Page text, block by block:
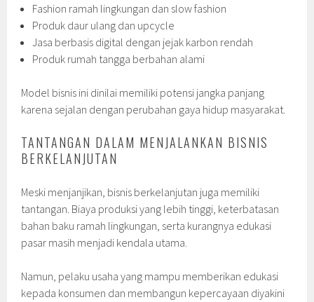
Fashion ramah lingkungan dan slow fashion
Produk daur ulang dan upcycle
Jasa berbasis digital dengan jejak karbon rendah
Produk rumah tangga berbahan alami
Model bisnis ini dinilai memiliki potensi jangka panjang
karena sejalan dengan perubahan gaya hidup masyarakat.
TANTANGAN DALAM MENJALANKAN BISNIS
BERKELANJUTAN
Meski menjanjikan, bisnis berkelanjutan juga memiliki
tantangan. Biaya produksi yang lebih tinggi, keterbatasan
bahan baku ramah lingkungan, serta kurangnya edukasi
pasar masih menjadi kendala utama.
Namun, pelaku usaha yang mampu memberikan edukasi
kepada konsumen dan membangun kepercayaan diyakini